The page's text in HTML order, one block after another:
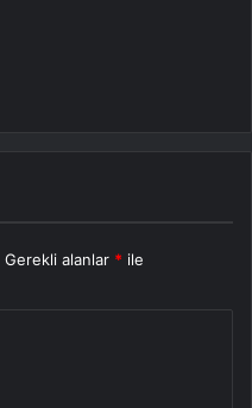
Gerekli alanlar * ile